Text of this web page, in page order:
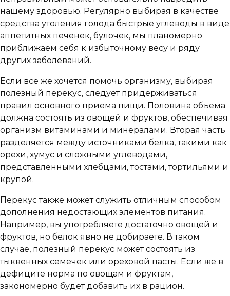
нашему здоровью. Регулярно выбирая в качестве
средства утоления голода быстрые углеводы в виде
аппетитных печенек, булочек, мы планомерно
приближаем себя к избыточному весу и ряду
других заболеваний.
Если все же хочется помочь организму, выбирая
полезный перекус, следует придерживаться
правил основного приема пищи. Половина объема
должна состоять из овощей и фруктов, обеспечивая
организм витаминами и минералами. Вторая часть
разделяется между источниками белка, такими как
орехи, хумус и сложными углеводами,
представленными хлебцами, тостами, тортильями и
крупой.
Перекус также может служить отличным способом
дополнения недостающих элементов питания.
Например, вы употребляете достаточно овощей и
фруктов, но белок явно не добираете. В таком
случае, полезный перекус может состоять из
тыквенных семечек или ореховой пасты. Если же в
дефиците норма по овощам и фруктам,
закономерно будет добавить их в рацион.